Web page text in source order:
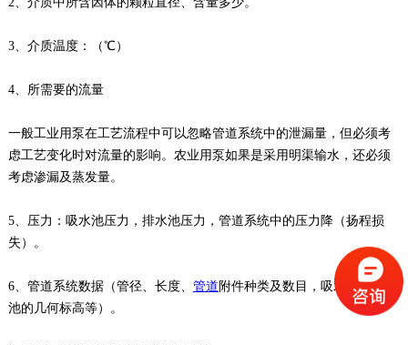
3、介质温度：（℃）
4、所需要的流量
一般工业用泵在工艺流程中可以忽略管道系统中的泄漏量，但必须考
虑工艺变化时对流量的影响。农业用泵如果是采用明渠输水，还必须
考虑渗漏及蒸发量。
5、压力：吸水池压力，排水池压力，管道系统中的压力降（扬程损
失）。
6、管道系统数据（管径、长度、 管道 附件种类及数目，吸水池至压水
池的几何标高等）。